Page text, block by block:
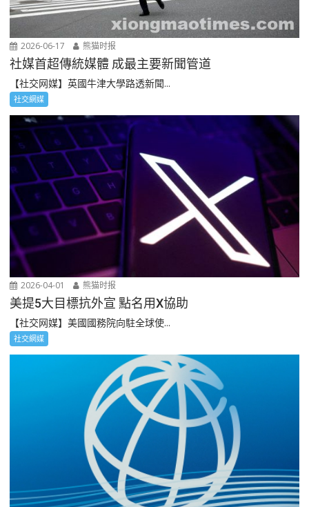
2026-06-17 熊猫时报
社媒首超傳統媒體 成最主要新聞管道
【社交网媒】英國牛津大學路透新聞...
社交網媒
2026-04-01 熊猫时报
美提5大目標抗外宣 點名用X協助
【社交网媒】美國國務院向駐全球使...
社交網媒